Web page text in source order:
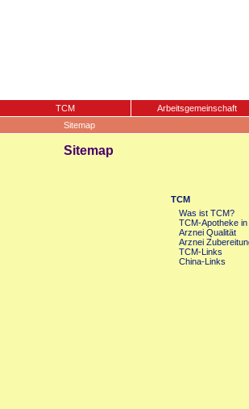
TCM Arbeitsgemeinschaft
Sitemap
Sitemap
TCM
Was ist TCM?
TCM-Apotheke
Arznei Qualität
Arznei
TCM-Links
China-Links